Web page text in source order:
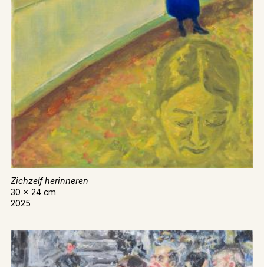
Zichzelf herinneren
30 x 24 cm
2025